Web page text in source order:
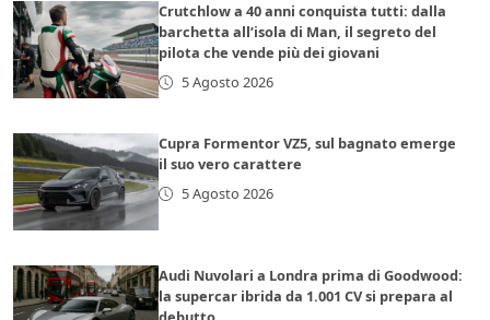
Crutchlow a 40 anni conquista tutti: dalla
barchetta all’isola di Man, il segreto del
pilota che vende più dei giovani
5 Agosto 2026
Cupra Formentor VZ5, sul bagnato emerge
il suo vero carattere
5 Agosto 2026
Audi Nuvolari a Londra prima di Goodwood:
la supercar ibrida da 1.001 CV si prepara al